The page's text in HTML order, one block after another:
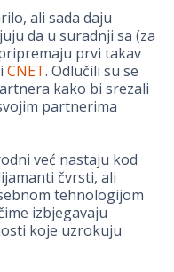
ali sada daju
da u suradnji sa (za
prvi takav
CNET. Odlučili su se
kako bi srezali
partnerima
već nastaju kod
čvrsti, ali
tehnologijom
izbjegavaju
koje uzrokuju